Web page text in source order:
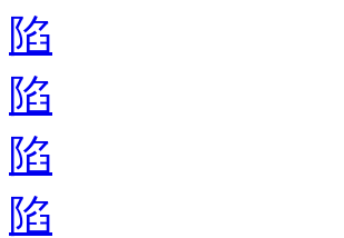
陷
陷
陷
陷